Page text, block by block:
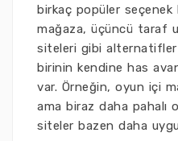
birkaç popüler seçenek
mağaza, üçüncü taraf
siteleri gibi alternatifler
birinin kendine has
var. Örneğin, oyun içi
ama biraz daha pahalı
siteler bazen daha